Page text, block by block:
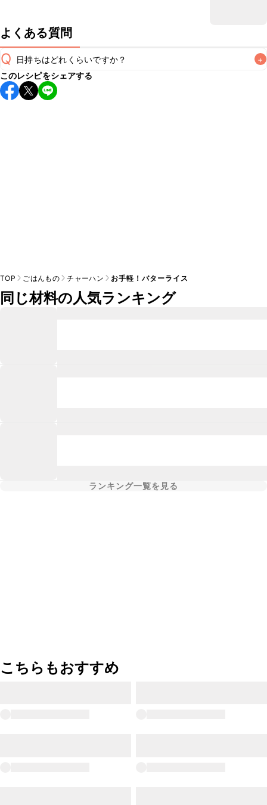
よくある質問
Q 日持ちはどれくらいですか？ +
保存期間は冷蔵で当日中が目安です。なるべくお早めにお召
し上がりください。
このレシピをシェアする
TOP ごはんもの チャーハン お手軽！バターライス
同じ材料の人気ランキング
ランキング一覧を見る
こちらもおすすめ